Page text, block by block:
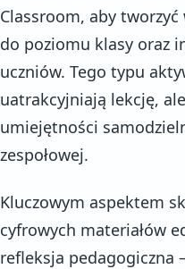
Classroom, aby
do poziomu klasy oraz
uczniów. Tego typu
uatrakcyjniają lekcję,
umiejętności
zespołowej.
Kluczowym aspektem
cyfrowych materiałów
refleksja pedagogiczna